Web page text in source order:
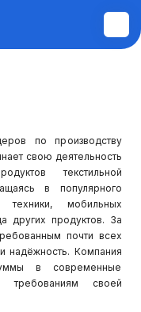
по производству
свою деятельность
текстильной
в популярного
техники, мобильных
других продуктов. За
почти всех
надёжность. Компания
в современные
требованиям своей